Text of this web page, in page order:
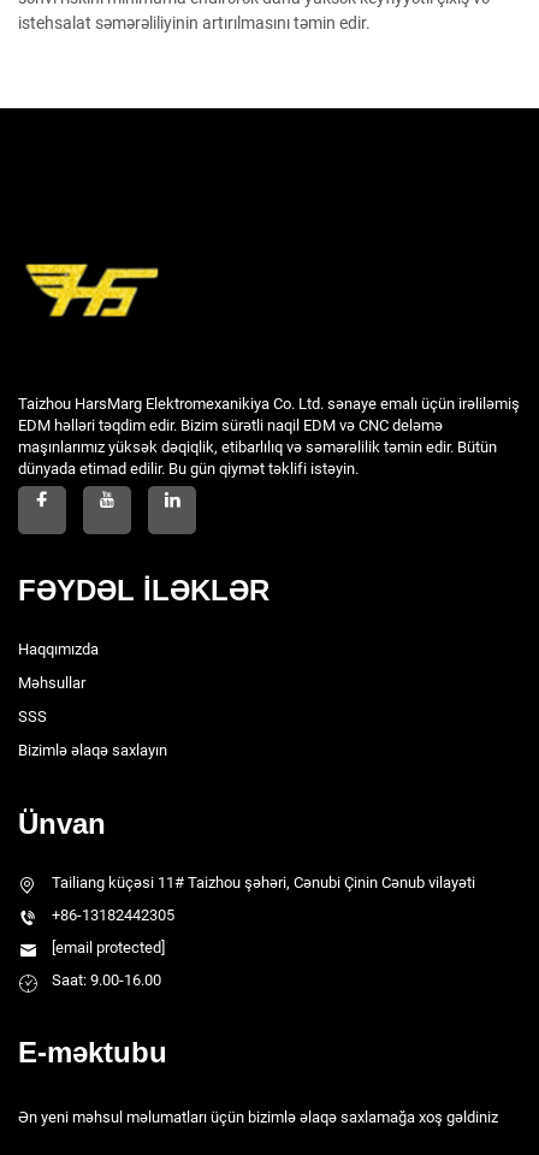
istehsalat səmərəliliyinin artırılmasını təmin edir.
Taizhou HarsMarg Elektromexanikiya Co. Ltd. sənaye emalı üçün irəliləmiş
EDM həlləri təqdim edir. Bizim sürətli naqil EDM və CNC deləmə
maşınlarımız yüksək dəqiqlik, etibarlılıq və səmərəlilik təmin edir. Bütün
dünyada etimad edilir. Bu gün qiymət təklifi istəyin.
FƏYDƏL İLƏKLƏR
Haqqımızda
Məhsullar
SSS
Bizimlə əlaqə saxlayın
Ünvan
Tailiang küçəsi 11# Taizhou şəhəri, Cənubi Çinin Cənub vilayəti
+86-13182442305
[email protected]
Saat: 9.00-16.00
E-məktubu
Ən yeni məhsul məlumatları üçün bizimlə əlaqə saxlamağa xoş gəldiniz